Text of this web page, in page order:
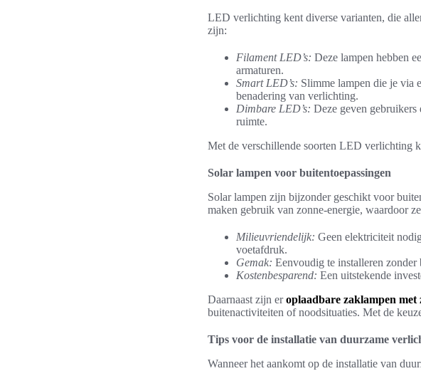
LED verlichting kent diverse varianten, die
zijn:
Filament LED’s: Deze lampen hebben
armaturen.
Smart LED’s: Slimme lampen die je via
benadering van verlichting.
Dimbare LED’s: Deze geven gebruikers
ruimte.
Met de verschillende soorten LED verlichting
Solar lampen voor buitentoepassingen
Solar lampen zijn bijzonder geschikt voor
maken gebruik van zonne-energie, waardoor
Milieuvriendelijk: Geen elektriciteit
voetafdruk.
Gemak: Eenvoudig te installeren
Kostenbesparend: Een uitstekende
Daarnaast zijn eroplaadbare zaklampen met
buitenactiviteiten of noodsituaties. Met de
Tips voor de installatie van duurzame
Wanneer het aankomt op de installatie van